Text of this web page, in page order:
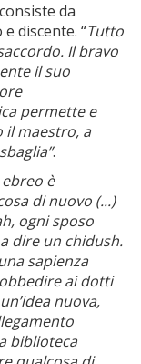
da
discente. “Tutto
Il bravo
il suo
permette e
il maestro, a
.
è
di nuovo (...)
ogni sposo
dire un chidush.
sapienza
ai dotti
nuova,
biblioteca